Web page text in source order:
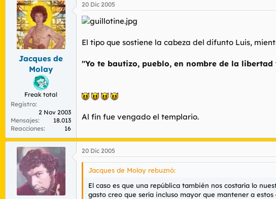
Jacques de
Molay
Freak total
Registro
2 Nov 2003
Mensajes
18.013
Reacciones
16
20 Dic 2005
El tipo que sostiene la cabeza del difunto Luis,
"Yo te bautizo, pueblo, en nombre de la libertad
Al fin fue vengado el templario.
20 Dic 2005
Jacques de Molay rebuznó:
El caso es que una república también nos costaría lo
gasto creo que sería incluso mayor que mantener a